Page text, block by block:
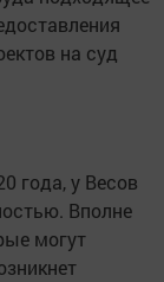
на суд
года, у Весов
Вполне
могут